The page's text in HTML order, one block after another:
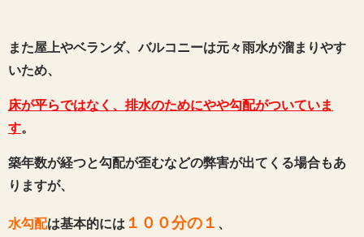
また屋上やベランダ、バルコニーは元々雨水が溜まりやす
いため、
床が平らではなく、排水のためにやや勾配がついていま
す。
築年数が経つと勾配が歪むなどの弊害が出てくる場合もあ
りますが、
水勾配は基本的には １００分の１ 、